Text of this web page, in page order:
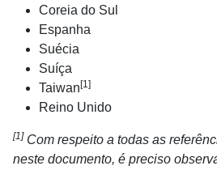
Coreia do Sul
Espanha
Suécia
Suíça
Taiwan [1]
Reino Unido
[1] Com respeito a todas as
neste documento, é preciso